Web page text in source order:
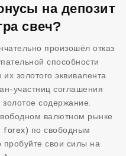
на депозит
свеч?
произошёл отказ
способности
золотого эквивалента
участниц соглашения
содержание.
валютном рынке
forex) по свободным
пробуйте свои силы на